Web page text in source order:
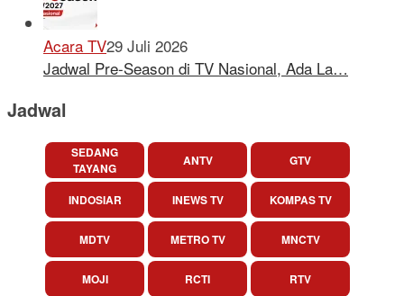
Acara TV29 Juli 2026
Jadwal Pre-Season di TV Nasional, Ada La…
Jadwal
SEDANG
TAYANG
ANTV GTV
INDOSIAR INEWS TV KOMPAS TV
MDTV METRO TV MNCTV
MOJI RCTI RTV